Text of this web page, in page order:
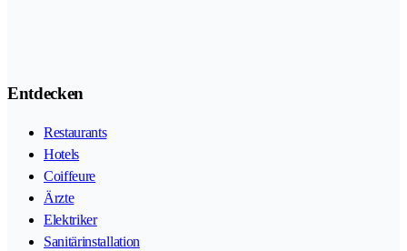
Entdecken
Restaurants
Hotels
Coiffeure
Ärzte
Elektriker
Sanitärinstallation